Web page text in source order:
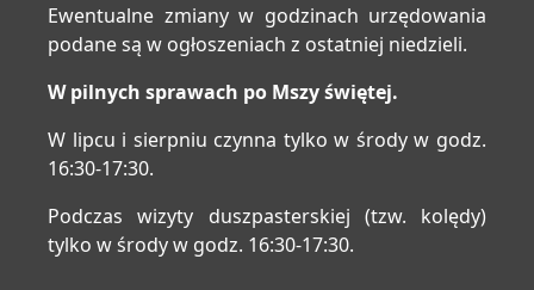
Ewentualne zmiany w godzinach urzędowania
podane są w ogłoszeniach z ostatniej niedzieli.
W pilnych sprawach po Mszy świętej.
W lipcu i sierpniu czynna tylko w środy w godz.
16:30-17:30.
Podczas wizyty duszpasterskiej (tzw. kolędy)
tylko w środy w godz. 16:30-17:30.